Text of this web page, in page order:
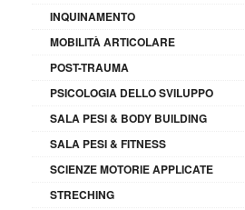
INQUINAMENTO
MOBILITÀ ARTICOLARE
POST-TRAUMA
PSICOLOGIA DELLO SVILUPPO
SALA PESI & BODY BUILDING
SALA PESI & FITNESS
SCIENZE MOTORIE APPLICATE
STRECHING